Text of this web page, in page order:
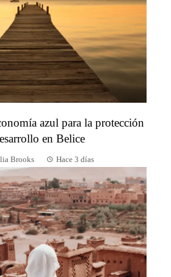
azul para la protección
en Belice
Brooks Hace 3 días